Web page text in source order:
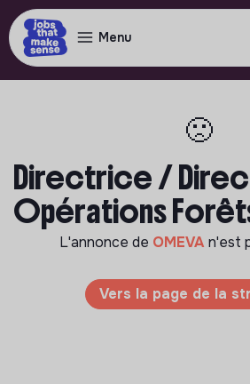
Menu
🙁
Directrice /
Opérations
L'annonce de OMEVA n'est
Vers la page de la